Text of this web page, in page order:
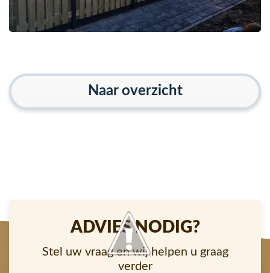
Naar overzicht
ADVIES NODIG?
Stel uw vraag en wij helpen u graag
verder